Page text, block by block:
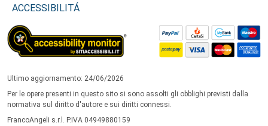
ACCESSIBILITÁ
Ultimo aggiornamento: 24/06/2026
Per le opere presenti in questo sito si sono assolti gli obblighi previsti dalla
normativa sul diritto d'autore e sui diritti connessi.
FrancoAngeli s.r.l. P.IVA 04949880159